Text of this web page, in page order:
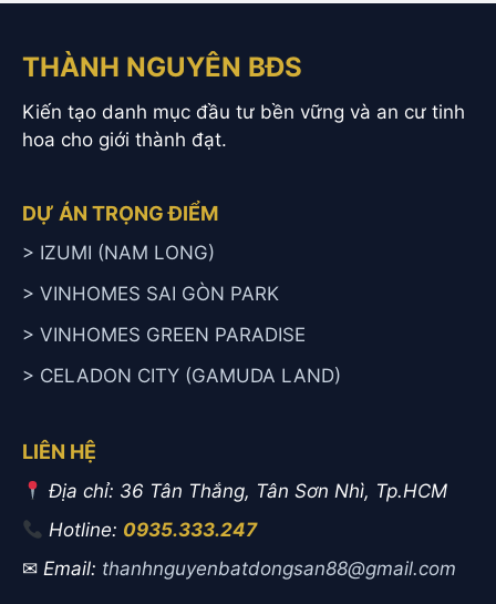
THÀNH NGUYÊN BĐS
Kiến tạo danh mục đầu tư bền vững và an cư tinh
hoa cho giới thành đạt.
DỰ ÁN TRỌNG ĐIỂM
> IZUMI (NAM LONG)
> VINHOMES SAI GÒN PARK
> VINHOMES GREEN PARADISE
> CELADON CITY (GAMUDA LAND)
LIÊN HỆ
Địa chỉ: 36 Tân Thắng, Tân Sơn Nhì, Tp.HCM
Hotline: 0935.333.247
✉ Email: thanhnguyenbatdongsan88@gmail.com